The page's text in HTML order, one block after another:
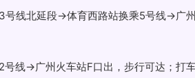
号线北延段→体育西路站换乘5号线→广
线→广州火车站F口出，步行可达；打